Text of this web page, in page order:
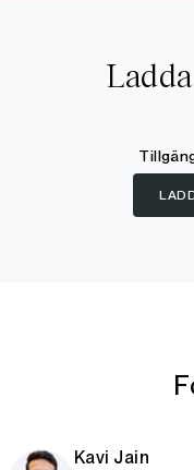
Ladda
Kavi Jain